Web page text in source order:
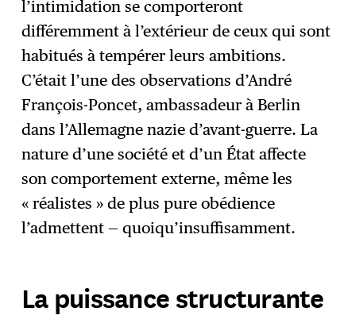
l’intimidation se comporteront
différemment à l’extérieur de ceux qui sont
habitués à tempérer leurs ambitions.
C’était l’une des observations d’André
François-Poncet, ambassadeur à Berlin
dans l’Allemagne nazie d’avant-guerre. La
nature d’une société et d’un État affecte
son comportement externe, même les
« réalistes » de plus pure obédience
l’admettent — quoiqu’insuffisamment.
La puissance structurante